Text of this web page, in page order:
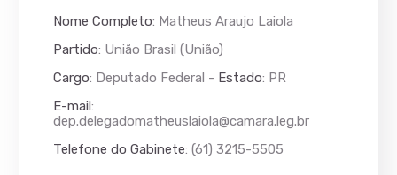
Nome Completo: Matheus Araujo Laiola
Partido: União Brasil (União)
Cargo: Deputado Federal - Estado: PR
E-mail:
dep.delegadomatheuslaiola@camara.leg.br
Telefone do Gabinete: (61) 3215-5505